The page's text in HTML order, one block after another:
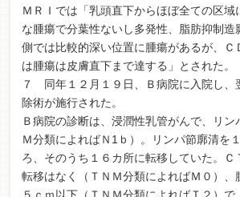
ＭＲＩでは「乳頭直下からほぼ全ての区域
な腫瘍で分葉性ないし多発性、脂肪抑制造
側では比較的深い位置に腫瘍があるが、Ｃ
は腫瘍は皮膚直下まで達する」とされた。
７ 同年１２月１９日、Ｂ病院に入院し、
除術が施行された。
Ｂ病院の診断は、浸潤性乳管がんで、リン
Ｍ分類によればＮ1ｂ）。リンパ節廓清を
ろ、そのうち１６カ所に転移していた。Ｃ
転移はなく（ＴＮＭ分類によればＭ０）、